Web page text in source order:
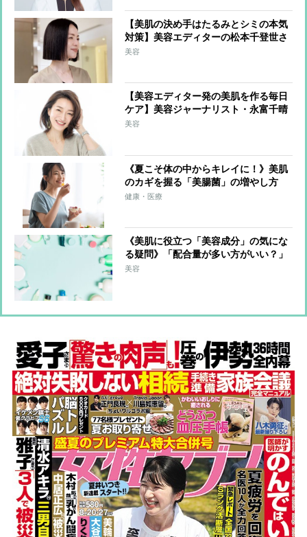
【美肌の決め手はたるみとシミの本気
対策】美容エディターの松本千登世さ
ん「顔だけでなく体の健康を維持する
美容
【美容エディター発の美肌を作る毎日
ケア】美容ジャーナリスト・永富千晴
さん「コストだけでなく手間をかけて
美容
《夏こそ体の中からキレイに！》美肌
のカギを握る「美腸菌」の増やし方
管理栄養士考案の美腸菌＆美肌を育て
健康・医療
《美肌に役立つ「美容成分」の気にな
る疑問》「配合量が多い方がいい？」
「同じ成分の商品ならどう選ぶ？」に
美容